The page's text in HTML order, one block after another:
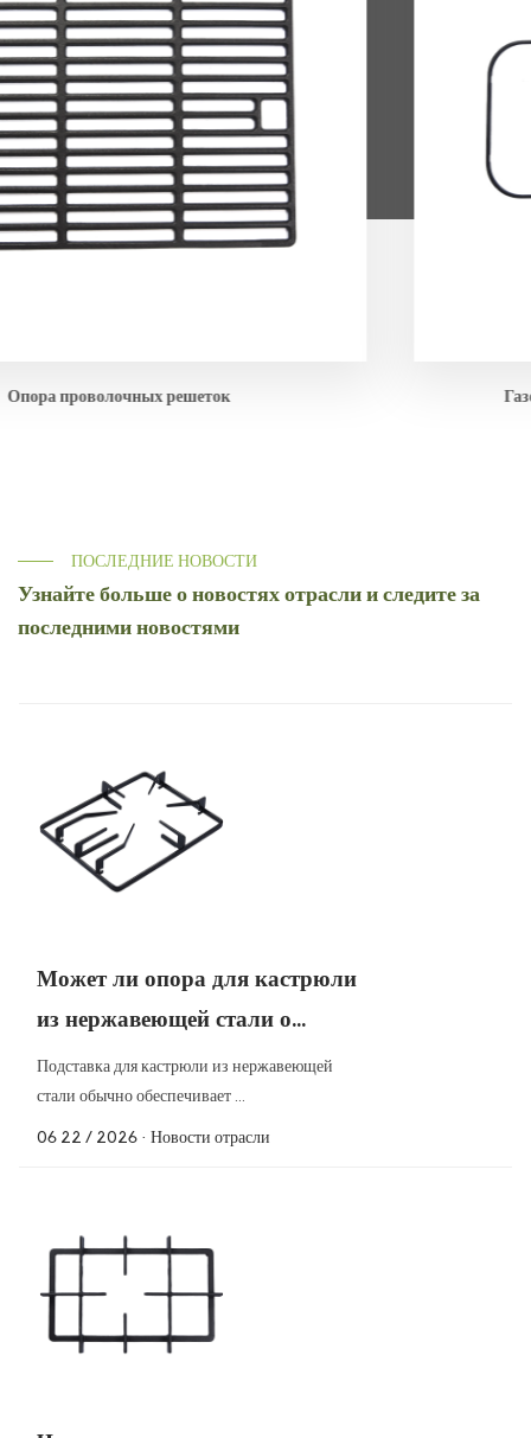
Газовая плита Левая опора для кастрюли
ПОСЛЕДНИЕ НОВОСТИ
Узнайте больше о новостях отрасли и следите за
последними новостями
Может ли опора для кастрюли
из нержавеющей стали о...
Подставка для кастрюли из нержавеющей
06 22 / 2026 · Новости отрасли